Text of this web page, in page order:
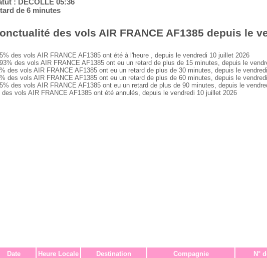
: DECOLLE 05:36
de 6 minutes
des vols AIR FRANCE AF1385 depuis le
des vols AIR FRANCE AF1385 ont été à l'heure , depuis le vendredi 10 juillet 2026
des vols AIR FRANCE AF1385 ont eu un retard de plus de 15 minutes, depuis le
des vols AIR FRANCE AF1385 ont eu un retard de plus de 30 minutes, depuis le
des vols AIR FRANCE AF1385 ont eu un retard de plus de 60 minutes, depuis le
des vols AIR FRANCE AF1385 ont eu un retard de plus de 90 minutes, depuis le
des vols AIR FRANCE AF1385 ont été annulés, depuis le vendredi 10 juillet 2026
Date Heure Locale Destination Compagnie N°